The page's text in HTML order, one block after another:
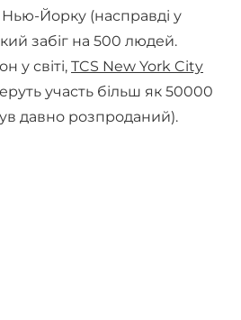
Йорку (насправді у
забіг на 500 людей.
у світі, TCS New York City
участь більш як 50000
давно розпроданий).